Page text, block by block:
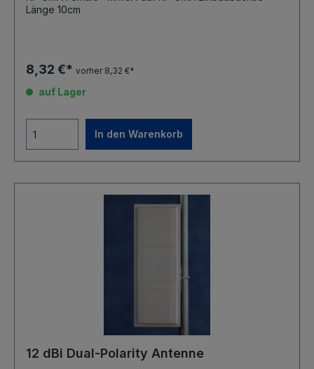
8,32 €* vorher 8,32 €*
auf Lager
In den Warenkorb
12 dBi Dual-Polarity Antenne